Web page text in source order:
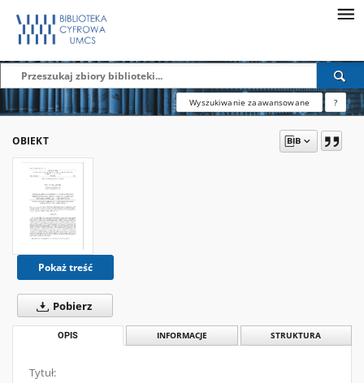
Wyszukiwanie zaawansowane ?
OBIEKT
Pokaż treść
Pobierz
OPIS INFORMACJE STRUKTURA
Tytuł: